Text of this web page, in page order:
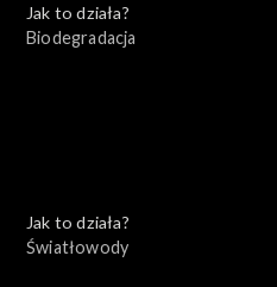
Jak to działa?
Biodegradacja
Jak to działa?
Światłowody